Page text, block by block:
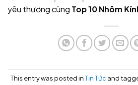
yêu thương cùng Top 10 Nhôm
This entry was posted inTin Tức and